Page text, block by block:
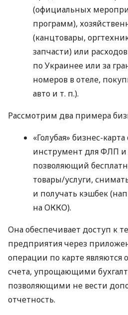
(официальных
программ),
(канцтовары,
запчасти) или
по Украинее или за
номеров в отеле,
авто и т. п.).
Рассмотрим два примера
«Голубая» бизнес-
инструмент для ФЛП
позволяющий
товары/услуги,
и получать кэшбек
на ОККО).
Она обеспечивает доступ к
предприятия через
операции по карте
счета, упрощающими
позволяющими не вести
отчетность.